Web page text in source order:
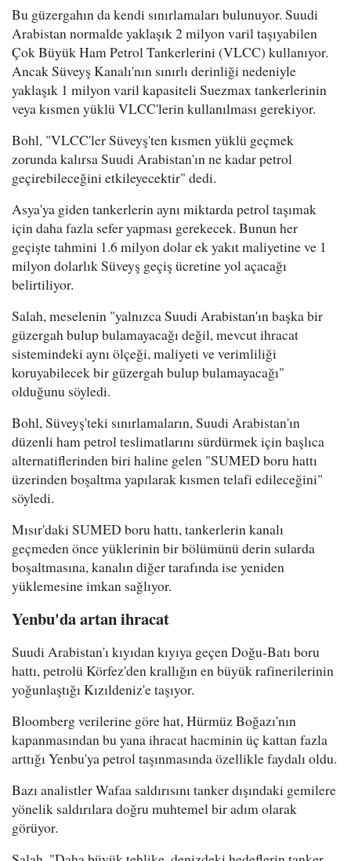
Bu güzergahın da kendi sınırlamaları bulunuyor. Suudi
Arabistan normalde yaklaşık 2 milyon varil taşıyabilen
Çok Büyük Ham Petrol Tankerlerini (VLCC) kullanıyor.
Ancak Süveyş Kanalı'nın sınırlı derinliği nedeniyle
yaklaşık 1 milyon varil kapasiteli Suezmax tankerlerinin
veya kısmen yüklü VLCC'lerin kullanılması gerekiyor.
Bohl, "VLCC'ler Süveyş'ten kısmen yüklü geçmek
zorunda kalırsa Suudi Arabistan'ın ne kadar petrol
geçirebileceğini etkileyecektir" dedi.
Asya'ya giden tankerlerin aynı miktarda petrol taşımak
için daha fazla sefer yapması gerekecek. Bunun her
geçişte tahmini 1.6 milyon dolar ek yakıt maliyetine ve 1
milyon dolarlık Süveyş geçiş ücretine yol açacağı
belirtiliyor.
Salah, meselenin "yalnızca Suudi Arabistan'ın başka bir
güzergah bulup bulamayacağı değil, mevcut ihracat
sistemindeki aynı ölçeği, maliyeti ve verimliliği
koruyabilecek bir güzergah bulup bulamayacağı"
olduğunu söyledi.
Bohl, Süveyş'teki sınırlamaların, Suudi Arabistan'ın
düzenli ham petrol teslimatlarını sürdürmek için başlıca
alternatiflerinden biri haline gelen "SUMED boru hattı
üzerinden boşaltma yapılarak kısmen telafi edileceğini"
söyledi.
Mısır'daki SUMED boru hattı, tankerlerin kanalı
geçmeden önce yüklerinin bir bölümünü derin sularda
boşaltmasına, kanalın diğer tarafında ise yeniden
yüklemesine imkan sağlıyor.
Yenbu'da artan ihracat
Suudi Arabistan'ı kıyıdan kıyıya geçen Doğu-Batı boru
hattı, petrolü Körfez'den krallığın en büyük rafinerilerinin
yoğunlaştığı Kızıldeniz'e taşıyor.
Bloomberg verilerine göre hat, Hürmüz Boğazı'nın
kapanmasından bu yana ihracat hacminin üç kattan fazla
arttığı Yenbu'ya petrol taşınmasında özellikle faydalı oldu.
Bazı analistler Wafaa saldırısını tanker dışındaki gemilere
yönelik saldırılara doğru muhtemel bir adım olarak
görüyor.